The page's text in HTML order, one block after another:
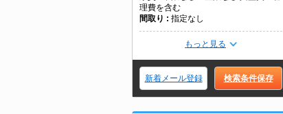
理費を含む
間取り
指定なし
もっと見る
新着メール登録 検索条件保存